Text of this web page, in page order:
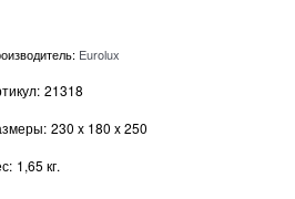
Eurolux
21318
230 x 180 x250
1,65 кг.